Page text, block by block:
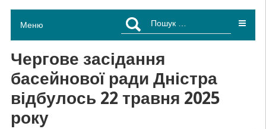
Меню
Пошук:
Чергове засідання
басейнової ради Дністра
відбулось 22 травня 2025
року